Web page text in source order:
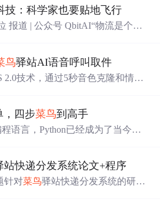
技：科学家也要贴地飞行
报道 | 公众号 QbitAI“物流是个实
鸟驿站AI语音呼叫取件
2.0技术，通过5秒音色克隆和情感
成本降至0.1元以下，推动物流通
，四步菜鸟到高手
语言，Python已经成为了当今最
此Python编程已经成为了许多职
项。
站快递分发系统论文+程序
针对菜鸟驿站快递分发系统的研究